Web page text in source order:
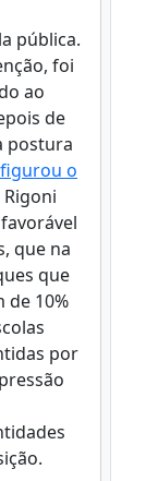
pública.
foi
ao
de
postura
o
Rigoni
que na
que
de 10%
por